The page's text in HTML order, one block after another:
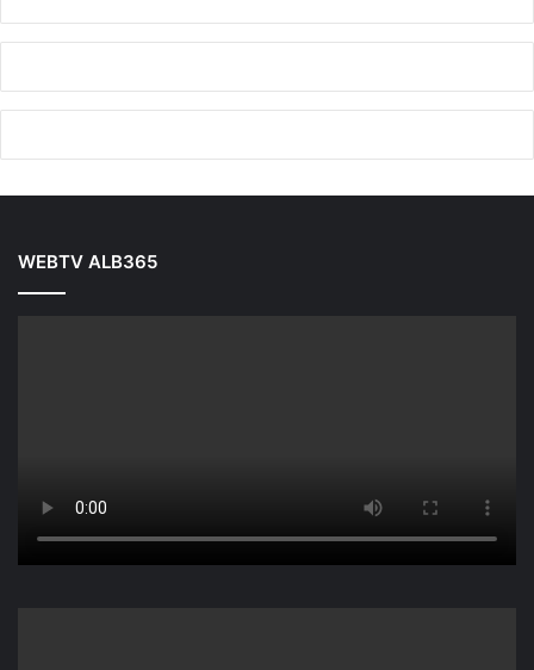
WEBTV ALB365